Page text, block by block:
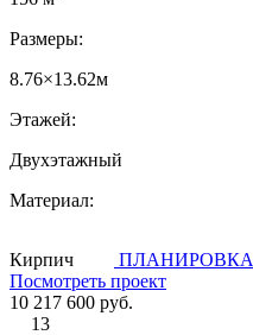
Размеры:
8.76×13.62м
Этажей:
Двухэтажный
Материал:
Кирпич
ПЛАНИРОВКА
Посмотреть проект
10 217 600 руб.
13